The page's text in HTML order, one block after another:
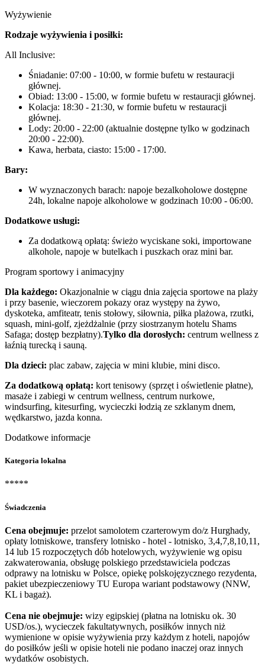
Wyżywienie
Rodzaje wyżywienia i posiłki:
All Inclusive:
Śniadanie: 07:00 - 10:00, w formie bufetu w restauracji
głównej.
Obiad: 13:00 - 15:00, w formie bufetu w restauracji głównej.
Kolacja: 18:30 - 21:30, w formie bufetu w restauracji
głównej.
Lody: 20:00 - 22:00 (aktualnie dostępne tylko w godzinach
20:00 - 22:00).
Kawa, herbata, ciasto: 15:00 - 17:00.
Bary:
W wyznaczonych barach: napoje bezalkoholowe dostępne
24h, lokalne napoje alkoholowe w godzinach 10:00 - 06:00.
Dodatkowe usługi:
Za dodatkową opłatą: świeżo wyciskane soki, importowane
alkohole, napoje w butelkach i puszkach oraz mini bar.
Program sportowy i animacyjny
Dla każdego: Okazjonalnie w ciągu dnia zajęcia sportowe na plaży
i przy basenie, wieczorem pokazy oraz występy na żywo,
dyskoteka, amfiteatr, tenis stołowy, siłownia, piłka plażowa, rzutki,
squash, mini-golf, zjeżdżalnie (przy siostrzanym hotelu Shams
Safaga; dostęp bezpłatny).Tylko dla dorosłych: centrum wellness z
łaźnią turecką i sauną.
Dla dzieci: plac zabaw, zajęcia w mini klubie, mini disco.
Za dodatkową opłatą: kort tenisowy (sprzęt i oświetlenie płatne),
masaże i zabiegi w centrum wellness, centrum nurkowe,
windsurfing, kitesurfing, wycieczki łodzią ze szklanym dnem,
wędkarstwo, jazda konna.
Dodatkowe informacje
Kategoria lokalna
*****
Świadczenia
Cena obejmuje: przelot samolotem czarterowym do/z Hurghady,
opłaty lotniskowe, transfery lotnisko - hotel - lotnisko, 3,4,7,8,10,11,
14 lub 15 rozpoczętych dób hotelowych, wyżywienie wg opisu
zakwaterowania, obsługę polskiego przedstawiciela podczas
odprawy na lotnisku w Polsce, opiekę polskojęzycznego rezydenta,
pakiet ubezpieczeniowy TU Europa wariant podstawowy (NNW,
KL i bagaż).
Cena nie obejmuje: wizy egipskiej (płatna na lotnisku ok. 30
USD/os.), wycieczek fakultatywnych, posiłków innych niż
wymienione w opisie wyżywienia przy każdym z hoteli, napojów
do posiłków jeśli w opisie hoteli nie podano inaczej oraz innych
wydatków osobistych.